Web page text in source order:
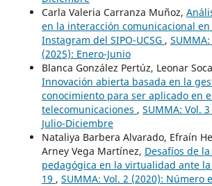
Carla Valeria Carranza Muñoz,
en la interacción comunicacional en
Instagram del SIPO-UCSG ,
(2025): Enero-Junio
Blanca González Pertúz, Leonar
Innovación abierta basada en la
conocimiento para ser aplicado en
telecomunicaciones , SUMMA: Vol.
Julio-Diciembre
Nataliya Barbera Alvarado, Efraín
Arney Vega Martínez, Desafíos de
pedagógica en la virtualidad ante la
19 , SUMMA: Vol. 2 (2020): Número